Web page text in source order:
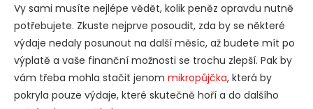
Vy sami musíte nejlépe vědět, kolik peněz opravdu nutně
potřebujete. Zkuste nejprve posoudit, zda by se některé
výdaje nedaly posunout na další měsíc, až budete mít po
výplatě a vaše finanční možnosti se trochu zlepší. Pak by
vám třeba mohla stačit jenom mikropůjčka, která by
pokryla pouze výdaje, které skutečně hoří a do dalšího